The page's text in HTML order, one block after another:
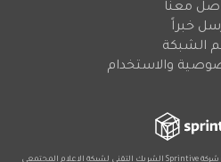
معنا
خبراً
الشبكة
والاستخدام